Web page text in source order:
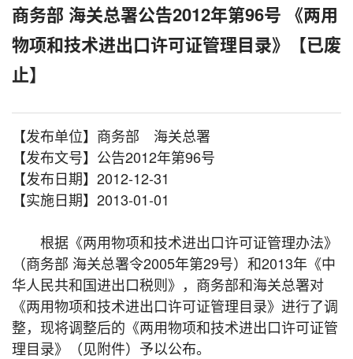
商务部 海关总署公告2012年第96号 《两用
物项和技术进出口许可证管理目录》【已废
止】
【发布单位】商务部 海关总署
【发布文号】公告2012年第96号
【发布日期】2012-12-31
【实施日期】2013-01-01
根据《两用物项和技术进出口许可证管理办法》
（商务部 海关总署令2005年第29号）和2013年《中
华人民共和国进出口税则》，商务部和海关总署对
《两用物项和技术进出口许可证管理目录》进行了调
整，现将调整后的《两用物项和技术进出口许可证管
理目录》（见附件）予以公布。